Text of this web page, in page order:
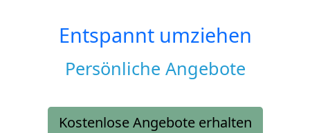
Entspannt umziehen
Persönliche Angebote
Kostenlose Angebote erhalten